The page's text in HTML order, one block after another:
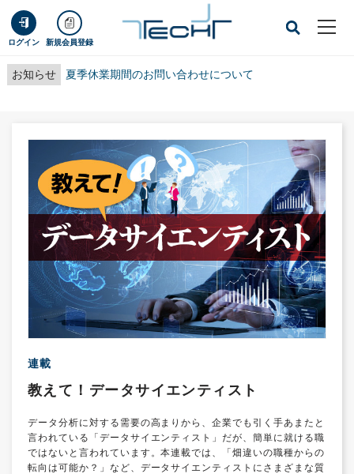
ログイン 新規会員登録
お知らせ 夏季休業期間のお問い合わせについて
連載
教えて！データサイエンティスト
データ分析に対する需要の高まりから、企業でも引く手あまたと
言われている「データサイエンティスト」だが、簡単に就ける職
ではないと言われています。本連載では、「畑違いの職種からの
転向は可能か？」など、データサイエンティストにさまざまな質